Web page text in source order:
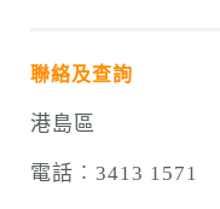
聯絡及查詢
港島區
電話︰3413 1571